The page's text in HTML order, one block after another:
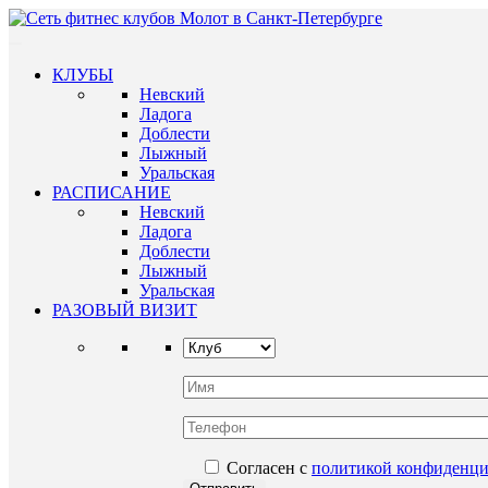
КЛУБЫ
Невский
Ладога
Доблести
Лыжный
Уральская
РАСПИСАНИЕ
Невский
Ладога
Доблести
Лыжный
Уральская
РАЗОВЫЙ ВИЗИТ
Согласен с политикой